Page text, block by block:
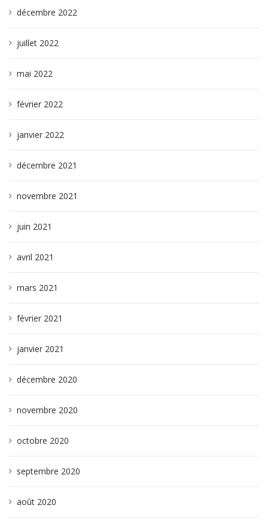
décembre 2022
juillet 2022
mai 2022
février 2022
janvier 2022
décembre 2021
novembre 2021
juin 2021
avril 2021
mars 2021
février 2021
janvier 2021
décembre 2020
novembre 2020
octobre 2020
septembre 2020
août 2020